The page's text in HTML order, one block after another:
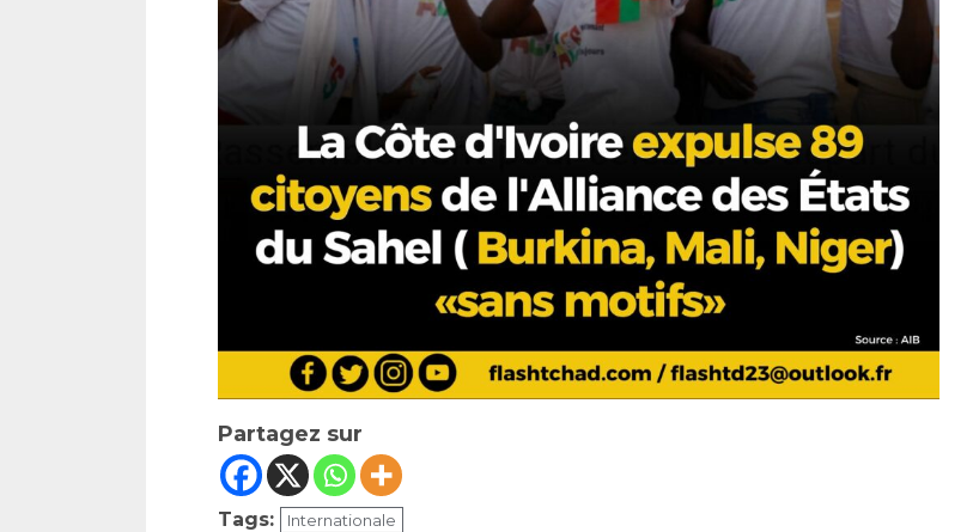
Partagez sur
Tags: Internationale